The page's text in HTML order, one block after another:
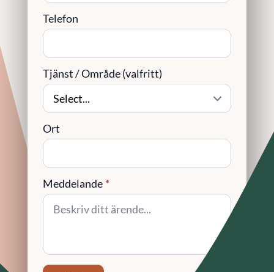
Telefon
Tjänst / Område (valfritt)
Ort
Meddelande *